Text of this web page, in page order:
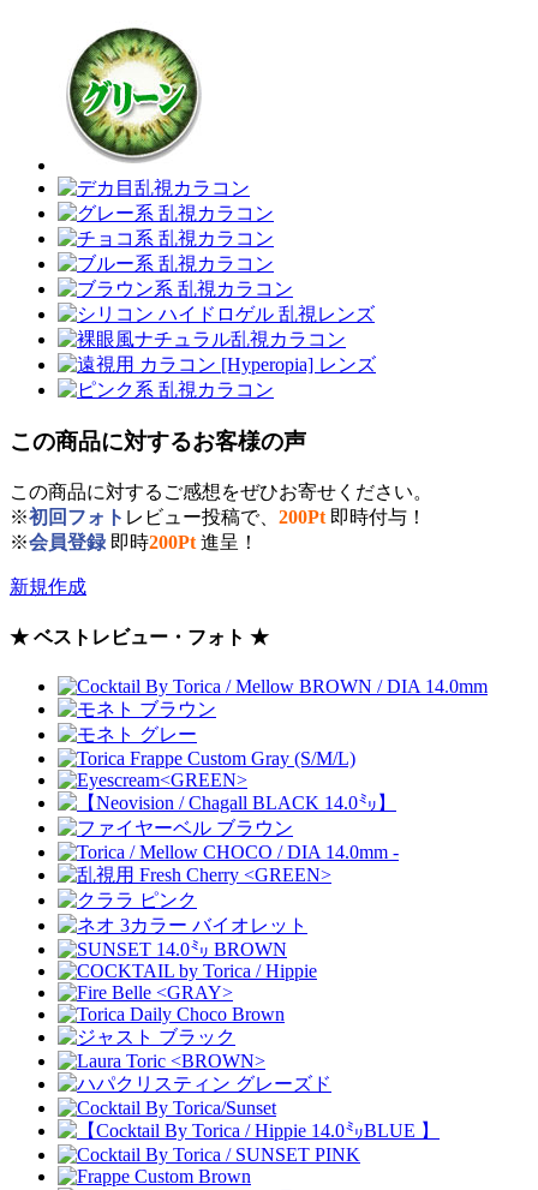
この商品に対するお客様の声
この商品に対するご感想をぜひお寄せください。
※初回フォト レビュー投稿で、 200Pt 即時付与！
※会員登録 即時200Pt 進呈！
新規作成
★ ベストレビュー・フォト ★